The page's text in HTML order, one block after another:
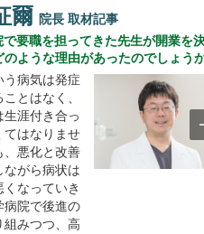
爾 院長 取材記事
要職を担ってきた先生が開業を
のような理由があったのでしょう
う病気は発症
とはなく、
生涯付き合っ
てはなりませ
、悪化と改善
ながら病状は
くなっていき
病院で後進の
組みつつ、高